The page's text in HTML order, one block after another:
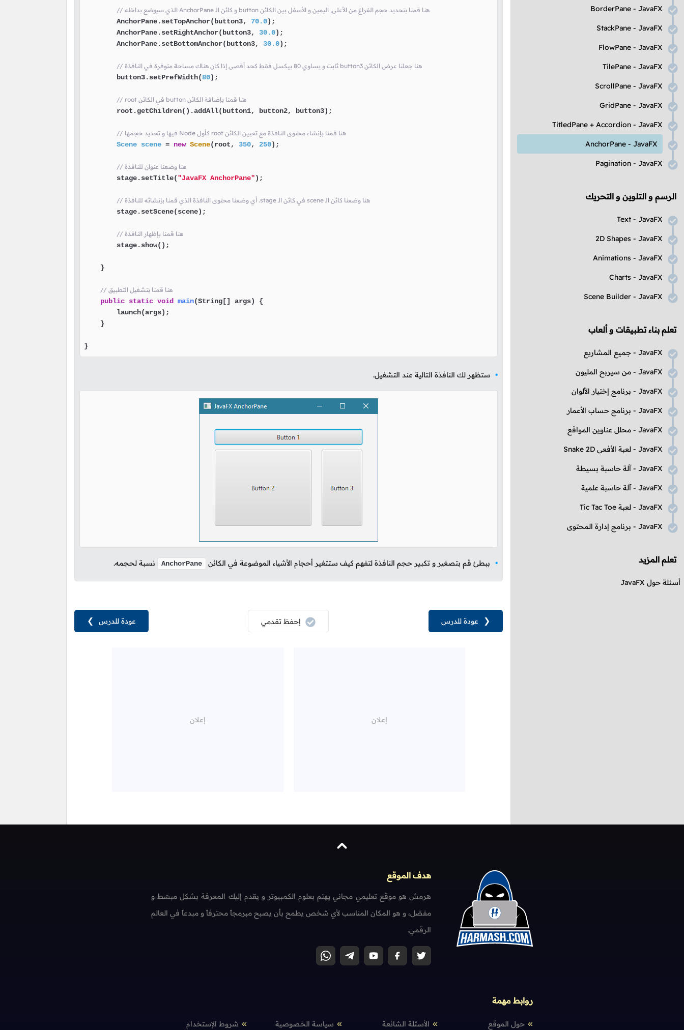
JavaFX
-
BorderPane
JavaFX
-
StackPane
JavaFX
-
FlowPane
JavaFX
-
TilePane
JavaFX
-
ScrollPane
JavaFX
-
GridPane
JavaFX
-
Accordion
+
TitledPane
JavaFX
-
AnchorPane
JavaFX
-
Pagination
الرسم و التلوين و التحريك
JavaFX
-
Text
JavaFX
-
2D Shapes
JavaFX
-
Animations
JavaFX
-
Charts
JavaFX
-
Scene Builder
تعلم بناء تطبيقات و ألعاب
JavaFX - جميع المشاريع
JavaFX - من سيربح المليون
JavaFX - برنامج إختيار الألوان
JavaFX - برنامج حساب الأعمار
JavaFX - محلل عناوين المواقع
JavaFX - لعبة الأفعى Snake 2D
JavaFX - آلة حاسبة بسيطة
JavaFX - آلة حاسبة علمية
JavaFX - لعبة Tic Tac Toe
JavaFX - برنامج إدارة المحتوى
تعلم المزيد
أسئلة حول JavaFX
// الذي سيوضع بداخله AnchorPane و كائن الـ button هنا قمنا بتحديد حجم الفراغ من الأعلى, اليمين و الأسفل بين الكائن
        AnchorPane.setTopAnchor(button3,
70.0);
        AnchorPane.setRightAnchor(button3,
30.0);
        AnchorPane.setBottomAnchor(button3,
30.0);
// ثابت و يساوي 80 بيكسل فقط كحد أقصى إذا كان هناك مساحة متوفرة في النافذة button3 هنا جعلنا عرض الكائن
        button3.setPrefWidth(
80);
// root في الكائن button هنا قمنا بإضافة الكائن
        root.getChildren().addAll(button1, button2, button3);
// فيها و تحديد حجمها Node كأول root هنا قمنا بإنشاء محتوى النافذة مع تعيين الكائن
Scene scene = new Scene(root, 350, 250);
// هنا وضعنا عنوان للنافذة
        stage.setTitle(
"JavaFX AnchorPane");
// أي وضعنا محتوى النافذة الذي قمنا بإنشائه للنافذة .stage في كائن الـ scene هنا وضعنا كائن الـ
        stage.setScene(scene);
// هنا قمنا بإظهار النافذة
        stage.show();
    }
// هنا قمنا بتشغيل التطبيق
public static void main(String[] args)
{
        launch(args);
    }
}
ستظهر لك النافذة التالية عند التشغيل.
ببطئ قم بتصغير و تكبير حجم النافذة لتفهم كيف ستتغير أحجام الأشياء الموضوعة في الكائن AnchorPane نسبة لحجمه.
عودة للدرس ❯ إحفظ تقدمي ❮ عودة للدرس
هدف الموقع
هرمش هو موقع تعليمي مجاني يهتم بعلوم الكمبيوتر و يقدم إليك المعرفة بشكل مبسّط و
مفصّل، و هو المكان المناسب لأي شخص يطمح بأن يصبح مبرمجاً محترفاً و مبدعاً في العالم
الرقمي.
روابط مهمة
حول الموقع الأسئلة الشائعة سياسة الخصوصية شروط الإستخدام